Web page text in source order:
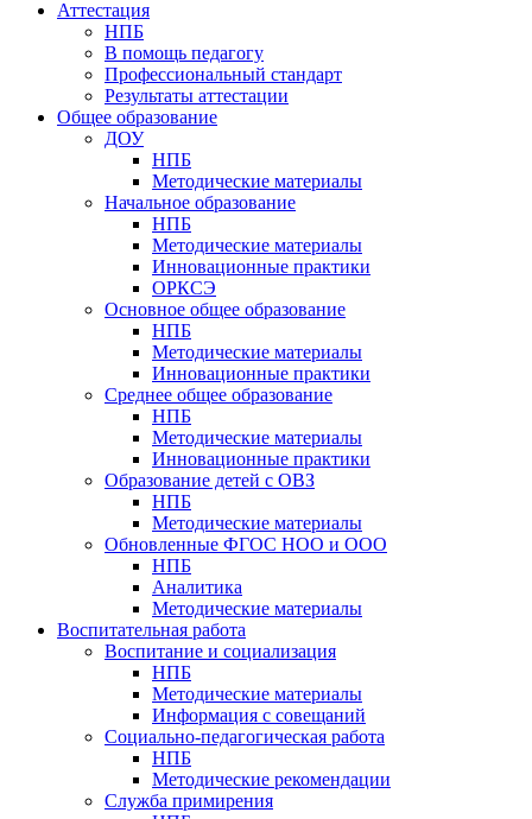
Аттестация
НПБ
В помощь педагогу
Профессиональный стандарт
Результаты аттестации
Общее образование
ДОУ
НПБ
Методические материалы
Начальное образование
НПБ
Методические материалы
Инновационные практики
ОРКСЭ
Основное общее образование
НПБ
Методические материалы
Инновационные практики
Среднее общее образование
НПБ
Методические материалы
Инновационные практики
Образование детей с ОВЗ
НПБ
Методические материалы
Обновленные ФГОС НОО и ООО
НПБ
Аналитика
Методические материалы
Воспитательная работа
Воспитание и социализация
НПБ
Методические материалы
Информация с совещаний
Социально-педагогическая работа
НПБ
Методические рекомендации
Служба примирения